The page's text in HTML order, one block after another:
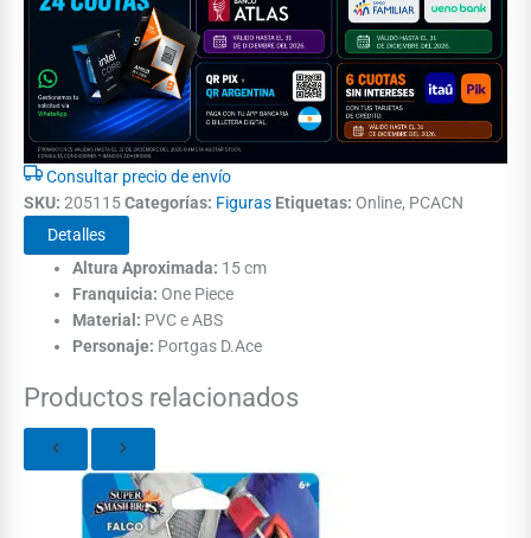
Consultar precio de envío
SKU: 205115Categorías: Figuras Etiquetas: Online, PCACN
Detalles
Altura Aproximada: 15 cm
Franquicia: One Piece
Material: PVC e ABS
Personaje: Portgas D.Ace
Productos relacionados